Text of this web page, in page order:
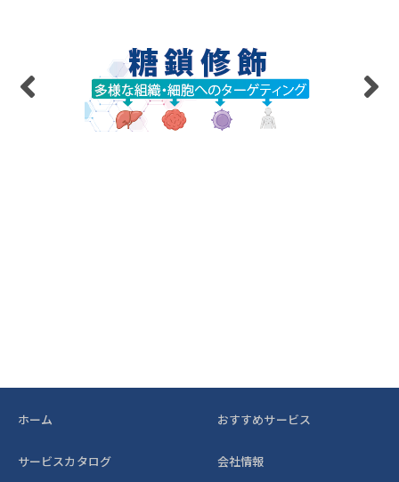
ホーム おすすめサービス
サービスカタログ 会社情報